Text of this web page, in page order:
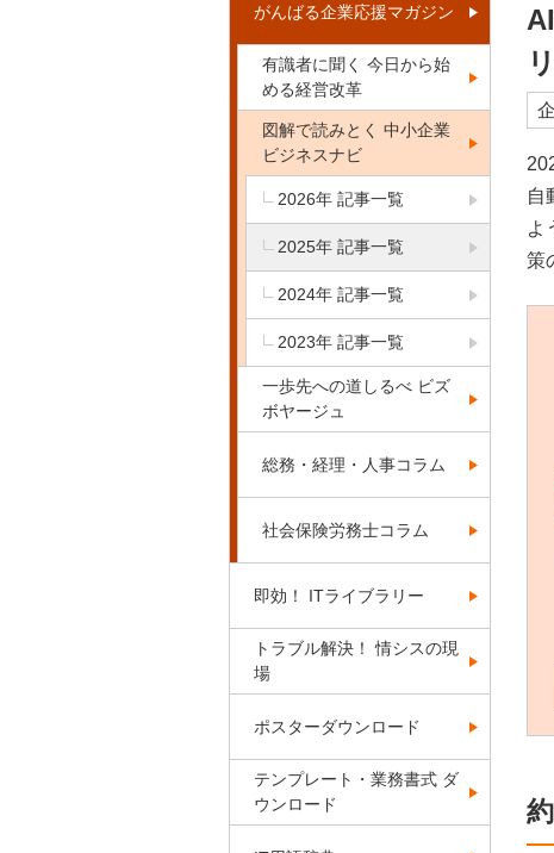
自
よ
策
がんばる企業応援マガジン
有識者に聞く 今日から始
める経営改革
図解で読みとく 中小企業
ビジネスナビ
2026年 記事一覧
2025年 記事一覧
2024年 記事一覧
2023年 記事一覧
一歩先への道しるべ ビズ
ボヤージュ
総務・経理・人事コラム
社会保険労務士コラム
即効！ ITライブラリー
トラブル解決！ 情シスの現
場
ポスターダウンロード
テンプレート・業務書式 ダ
ウンロード